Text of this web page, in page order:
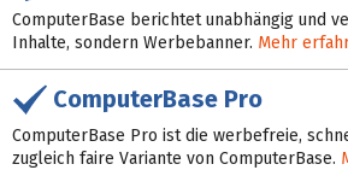
ComputerBase berichtet unabhängig und
Inhalte, sondern Werbebanner. Mehr
ComputerBase Pro
ComputerBase Pro ist die werbefreie,
zugleich faire Variante von ComputerBase.